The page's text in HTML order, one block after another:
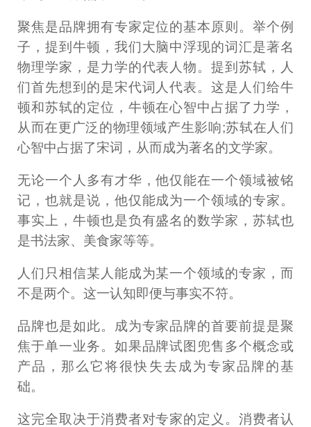
聚焦是品牌拥有专家定位的基本原则。举个例
子，提到牛顿，我们大脑中浮现的词汇是著名
物理学家，是力学的代表人物。提到苏轼，人
们首先想到的是宋代词人代表。这是人们给牛
顿和苏轼的定位，牛顿在心智中占据了力学，
从而在更广泛的物理领域产生影响;苏轼在人们
心智中占据了宋词，从而成为著名的文学家。
无论一个人多有才华，他仅能在一个领域被铭
记，也就是说，他仅能成为一个领域的专家。
事实上，牛顿也是负有盛名的数学家，苏轼也
是书法家、美食家等等。
人们只相信某人能成为某一个领域的专家，而
不是两个。这一认知即便与事实不符。
品牌也是如此。成为专家品牌的首要前提是聚
焦于单一业务。如果品牌试图兜售多个概念或
产品，那么它将很快失去成为专家品牌的基
础。
这完全取决于消费者对专家的定义。消费者认